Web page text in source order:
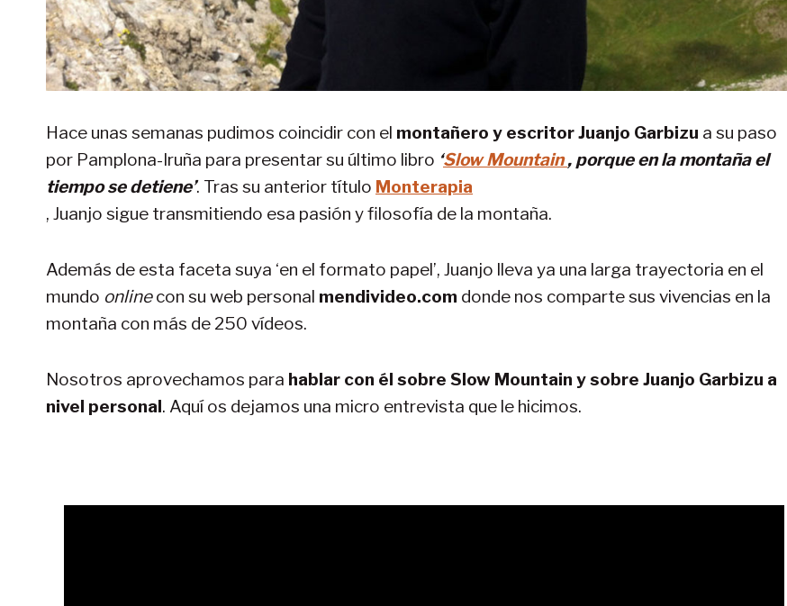
Hace unas semanas pudimos coincidir con el montañero y escritor Juanjo Garbizu a su paso
por Pamplona-Iruña para presentar su último libro ‘Slow Mountain, porque en la montaña el
tiempo se detiene’. Tras su anterior título Monterapia
, Juanjo sigue transmitiendo esa pasión y filosofía de la montaña.
Además de esta faceta suya ‘en el formato papel’, Juanjo lleva ya una larga trayectoria en el
mundo onlinecon su web personal mendivideo.com donde nos comparte sus vivencias en la
montaña con más de 250 vídeos.
Nosotros aprovechamos para hablar con él sobre Slow Mountain y sobre Juanjo Garbizu a
nivel personal. Aquí os dejamos una micro entrevista que le hicimos.